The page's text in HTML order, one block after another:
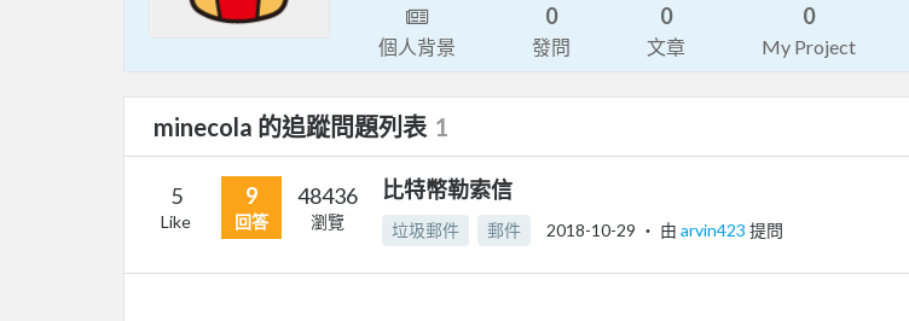
個人背景
0
發問
0
文章
0
My Project
minecola 的追蹤問題列表 1
5
Like
9
回答
48436
瀏覽
比特幣勒索信
垃圾郵件 郵件 2018-10-29 ‧ 由 arvin423 提問